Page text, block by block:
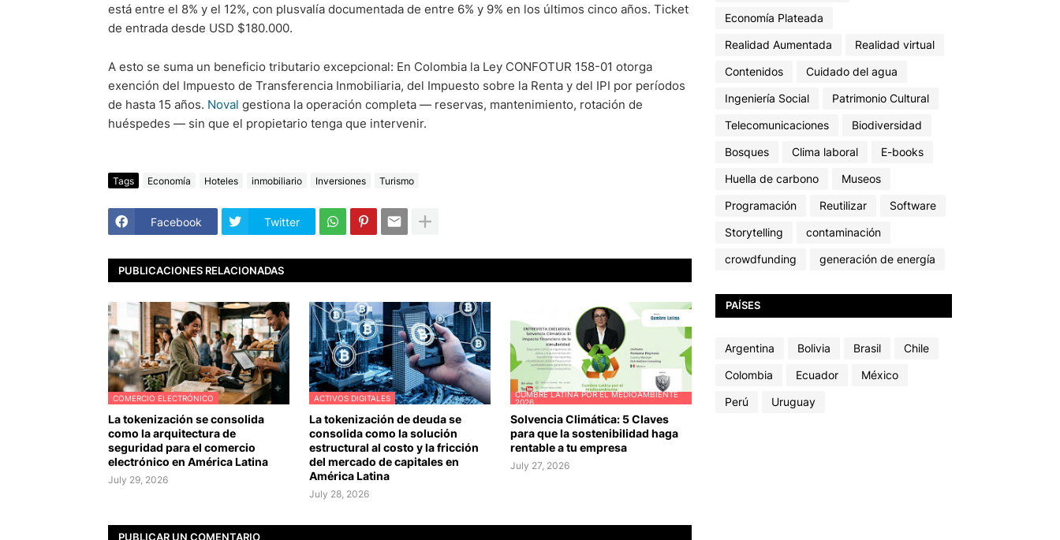
está entre el 8% y el 12%, con plusvalía documentada de entre 6% y 9% en los últimos cinco años. Ticket
de entrada desde USD $180.000.
A esto se suma un beneficio tributario excepcional: En Colombia la Ley CONFOTUR 158-01 otorga
exención del Impuesto de Transferencia Inmobiliaria, del Impuesto sobre la Renta y del IPI por períodos
de hasta 15 años. Noval gestiona la operación completa — reservas, mantenimiento, rotación de
huéspedes — sin que el propietario tenga que intervenir.
Tags Economía Hoteles inmobiliario Inversiones Turismo
Facebook Twitter
PUBLICACIONES RELACIONADAS
COMERCIO ELECTRÓNICO
La tokenización se consolida
como la arquitectura de
seguridad para el comercio
electrónico en América Latina
July 29, 2026
ACTIVOS DIGITALES
La tokenización de deuda se
consolida como la solución
estructural al costo y la fricción
del mercado de capitales en
América Latina
July 28, 2026
CUMBRE LATINA POR EL MEDIOAMBIENTE
2026
Solvencia Climática: 5 Claves
para que la sostenibilidad haga
rentable a tu empresa
July 27, 2026
PUBLICAR UN COMENTARIO
Economía Plateada
Realidad Aumentada
Realidad virtual
Contenidos
Cuidado del agua
Ingeniería Social
Patrimonio Cultural
Telecomunicaciones
Biodiversidad
Bosques
Clima laboral
E-books
Huella de carbono
Museos
Programación
Reutilizar
Software
Storytelling
contaminación
crowdfunding
generación de energía
PAÍSES
Argentina Bolivia Brasil
Chile
Colombia
Ecuador
México
Perú
Uruguay